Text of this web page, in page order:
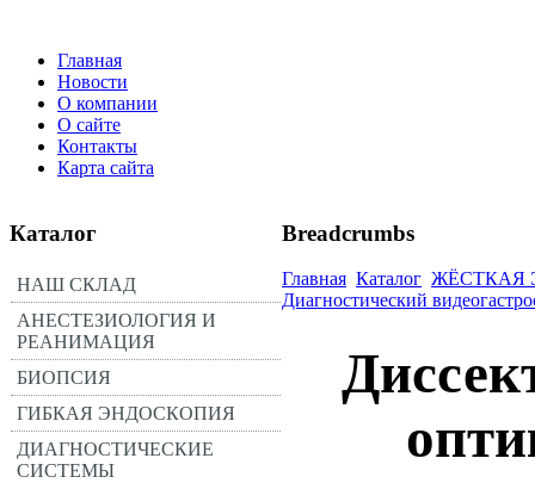
Главная
Новости
О компании
О сайте
Контакты
Карта сайта
Каталог
НАШ СКЛАД
АНЕСТЕЗИОЛОГИЯ И
РЕАНИМАЦИЯ
БИОПСИЯ
ГИБКАЯ ЭНДОСКОПИЯ
ДИАГНОСТИЧЕСКИЕ
СИСТЕМЫ
Breadcrumbs
Главная Каталог ЖЁСТКАЯ
Диагностический